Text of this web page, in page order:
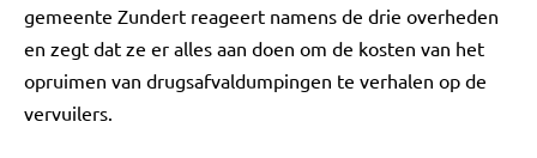
gemeente Zundert reageert namens de drie overheden
en zegt dat ze er alles aan doen om de kosten van het
opruimen van drugsafvaldumpingen te verhalen op de
vervuilers.